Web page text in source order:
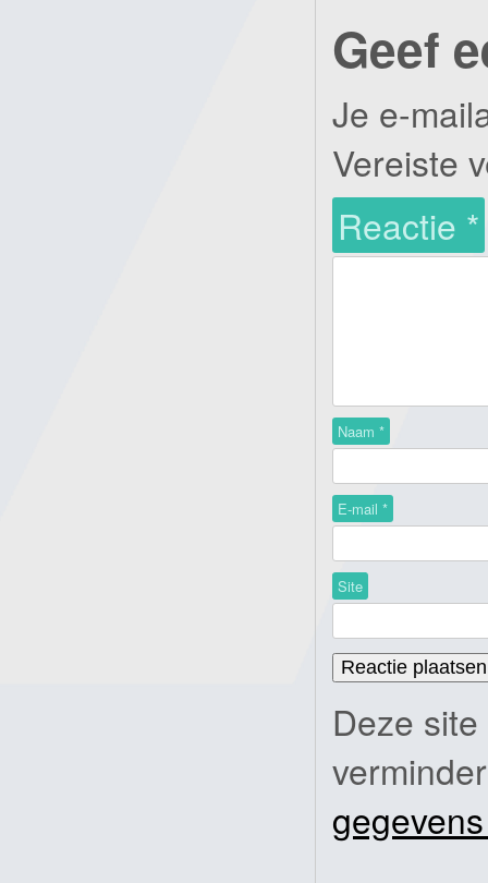
Geef
Je e-
Vereiste
Reactie *
Naam *
E-mail *
Site
Deze